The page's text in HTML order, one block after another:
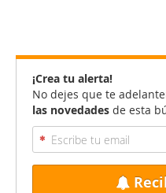
¡Crea tu alerta!
No dejes que te
las novedades de esta